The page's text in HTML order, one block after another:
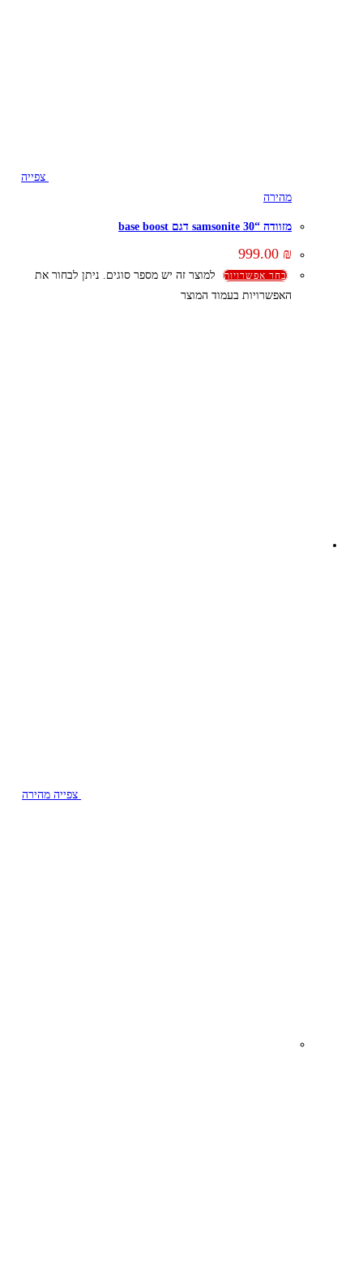
צפייה
מהירה
מזוודה “30 samsonite דגם base boost
999.00 ₪
בחר אפשרויות
למוצר זה יש מספר סוגים. ניתן לבחור את
האפשרויות בעמוד המוצר
צפייה מהירה